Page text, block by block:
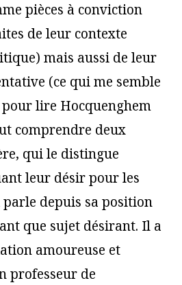
pièces à conviction
de leur contexte
mais aussi de leur
(ce qui me semble
lire Hocquenghem
comprendre deux
qui le distingue
leur désir pour les
depuis sa position
que sujet désirant. Il a
amoureuse et
professeur de